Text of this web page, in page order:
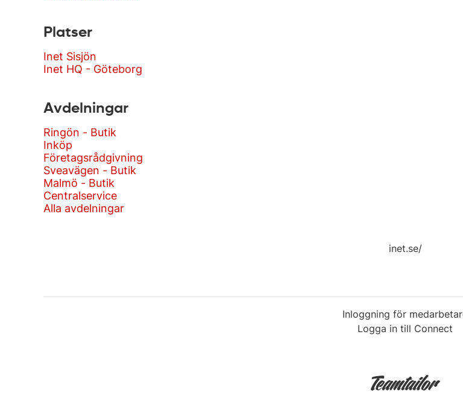
Platser
Inet Sisjön
Inet HQ - Göteborg
Avdelningar
Ringön - Butik
Inköp
Företagsrådgivning
Sveavägen - Butik
Malmö - Butik
Centralservice
Alla avdelningar
inet.se/
Inloggning för
Logga in till Connect